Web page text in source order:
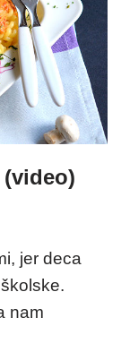
jer deca
nam